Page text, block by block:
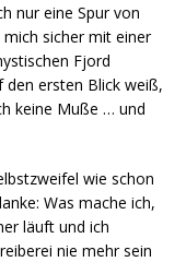
nur eine Spur von
sicher mit einer
Fjord
ersten Blick weiß,
keine Muße … und
wie schon
Was mache ich,
läuft und ich
nie mehr sein